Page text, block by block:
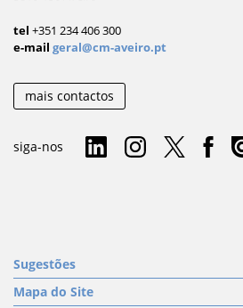
tel +351 234 406 300
e-mail geral@cm-aveiro.pt
mais contactos
siga-nos
Sugestões
Mapa do Site